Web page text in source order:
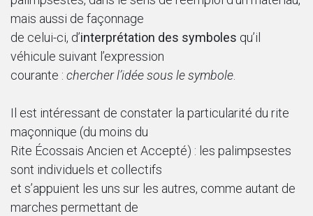
mais aussi de façonnage
de celui-ci, d’interprétation des symboles qu’il
véhicule suivant l’expression
courante : chercher l’idée sous le symbole
Il est intéressant de constater la particularité du rite
maçonnique (du moins du
Rite Écossais Ancien et Accepté) : les palimpsestes
sont individuels et collectifs
et s’appuient les uns sur les autres, comme autant de
marches permettant de